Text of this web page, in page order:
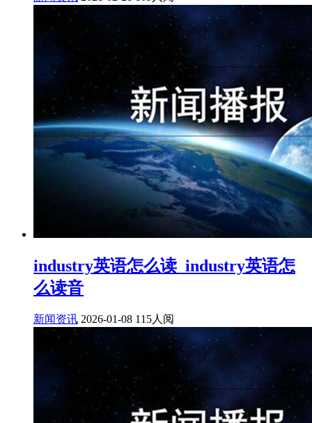
industry英语怎么读_industry英语怎
么读音
新闻资讯 2026-01-08 115人阅